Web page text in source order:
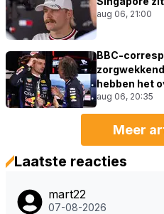
aug 06, 21:00
BBC-
hebben het
aug 06, 20:35
Meer
Laatste reacties
mart22
07-08-2026